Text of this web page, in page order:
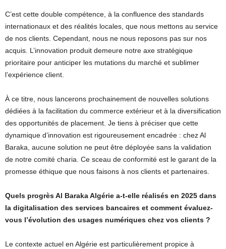
C’est cette double compétence, à la confluence des standards
internationaux et des réalités locales, que nous mettons au service
de nos clients. Cependant, nous ne nous reposons pas sur nos
acquis. L’innovation produit demeure notre axe stratégique
prioritaire pour anticiper les mutations du marché et sublimer
l’expérience client.
À ce titre, nous lancerons prochainement de nouvelles solutions
dédiées à la facilitation du commerce extérieur et à la diversification
des opportunités de placement. Je tiens à préciser que cette
dynamique d’innovation est rigoureusement encadrée : chez Al
Baraka, aucune solution ne peut être déployée sans la validation
de notre comité charia. Ce sceau de conformité est le garant de la
promesse éthique que nous faisons à nos clients et partenaires.
Quels progrès Al Baraka Algérie a-t-elle réalisés en 2025 dans
la digitalisation des services bancaires et comment évaluez-
vous l’évolution des usages numériques chez vos clients ?
Le contexte actuel en Algérie est particulièrement propice à